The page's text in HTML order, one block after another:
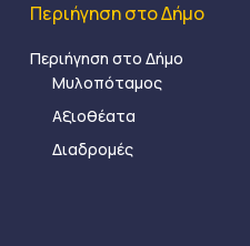
Περιήγηση στο Δήμο
Περιήγηση στο Δήμο
Μυλοπόταμος
Αξιοθέατα
Διαδρομές